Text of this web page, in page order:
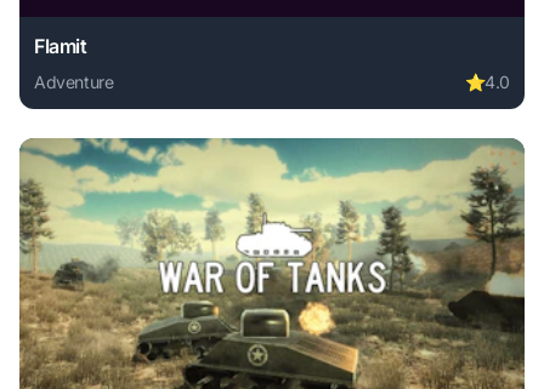
Flamit
Adventure ⭐4.0
Play Flamit online free. adventure game, no download